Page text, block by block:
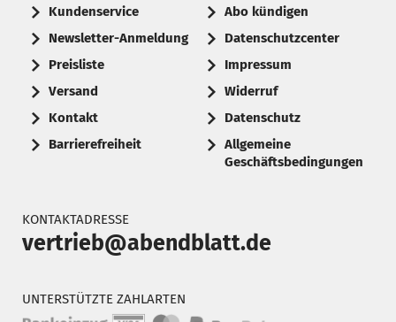
Kundenservice
Newsletter-Anmeldung
Preisliste
Versand
Kontakt
Barrierefreiheit
Abo kündigen
Datenschutzcenter
Impressum
Widerruf
Datenschutz
Allgemeine
Geschäftsbedingungen
KONTAKTADRESSE
vertrieb@abendblatt.de
UNTERSTÜTZTE ZAHLARTEN